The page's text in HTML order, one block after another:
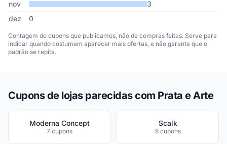
nov
3
dez
0
Contagem de cupons que publicamos, não de compras feitas. Serve para
indicar quando costumam aparecer mais ofertas, e não garante que o
padrão se repita.
Cupons de lojas parecidas com Prata e Arte
Moderna Concept
7 cupons
Scalk
8 cupons